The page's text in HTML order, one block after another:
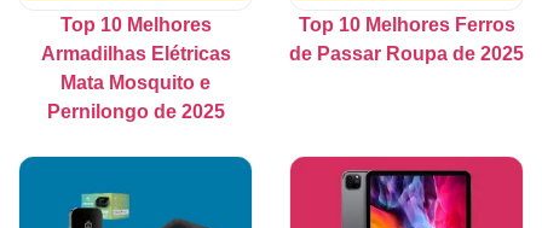
Top 10 Melhores
Armadilhas Elétricas
Mata Mosquito e
Pernilongo de 2025
Top 10 Melhores Ferros
de Passar Roupa de 2025